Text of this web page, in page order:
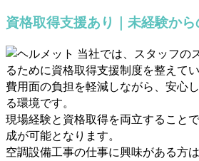
資格取得支援あり｜未経験か
当社では、スタッフの
るために資格取得支援制度を整えてい
費用面の負担を軽減しながら、安心
る環境です。
現場経験と資格取得を両立すること
成が可能となります。
空調設備工事の仕事に興味がある方